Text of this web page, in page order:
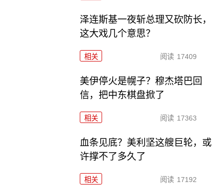
泽连斯基一夜斩总理又砍防长，
这大戏几个意思？
相关 阅读 17409
美伊停火是幌子？穆杰塔巴回
信，把中东棋盘掀了
相关 阅读 17363
血条见底？美利坚这艘巨轮，或
许撑不了多久了
相关 阅读 17192